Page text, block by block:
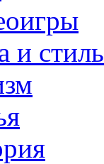
и стиль